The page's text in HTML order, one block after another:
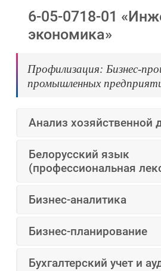
6-05-0718-01
экономика»
Профилизация: Бизнес-
промышленных
Анализ хозяйственной
Белорусский язык
(профессиональная
Бизнес-аналитика
Бизнес-планирование
Бухгалтерский учет и